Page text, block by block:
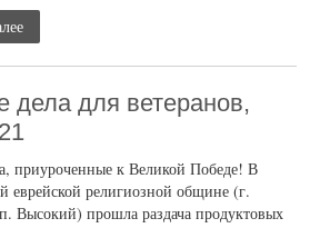
дела для ветеранов,
приуроченные к Великой Победе! В
еврейской религиозной общине (г.
Высокий) прошла раздача продуктовых